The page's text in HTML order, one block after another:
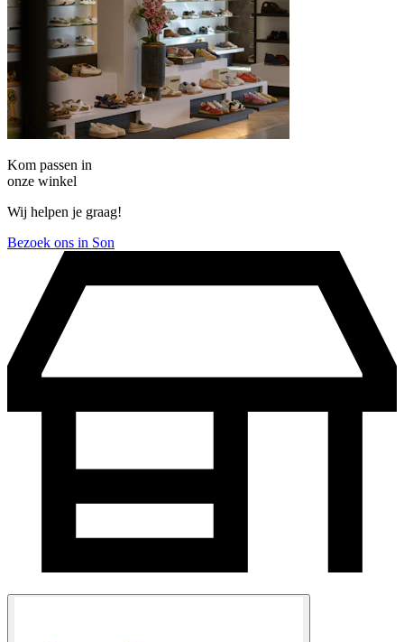
Kom passen in
onze winkel
Wij helpen je graag!
Bezoek ons in Son